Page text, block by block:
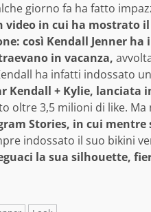
giorno fa ha fatto
video in cui ha mostrato
così Kendall Jenner
in vacanza,
ha infatti indossato
Kendall + Kylie, lanciata
oltre 3,5 milioni di like.
Stories, in cui
indossato il suo bikini
la sua silhouette,